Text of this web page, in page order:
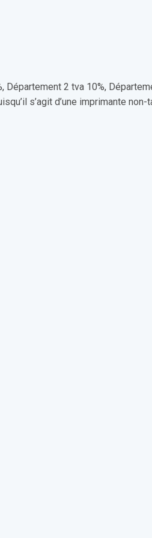
Département 2 tva 10%,
s’agit d’une imprimante non-